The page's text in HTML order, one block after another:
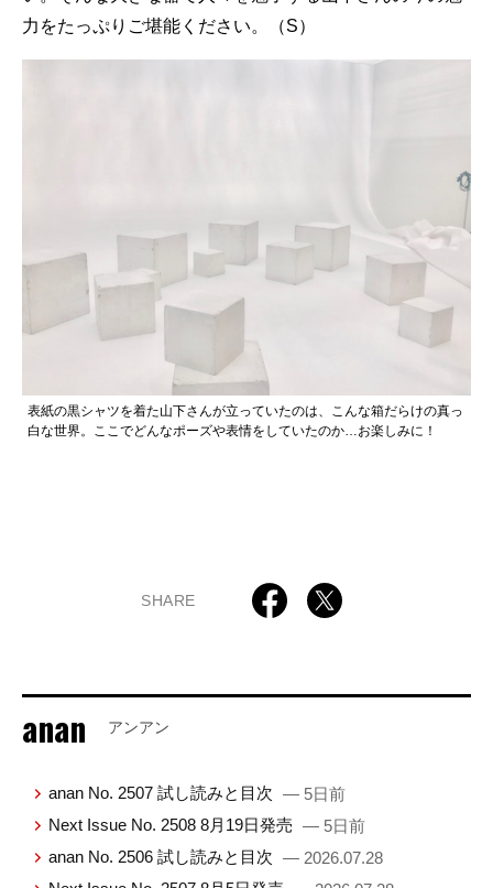
力をたっぷりご堪能ください。（S）
表紙の黒シャツを着た山下さんが立っていたのは、こんな箱だらけの真っ
白な世界。ここでどんなポーズや表情をしていたのか…お楽しみに！
SHARE
anan アンアン
anan No. 2507 試し読みと目次 — 5日前
Next Issue No. 2508 8月19日発売 — 5日前
anan No. 2506 試し読みと目次 — 2026.07.28